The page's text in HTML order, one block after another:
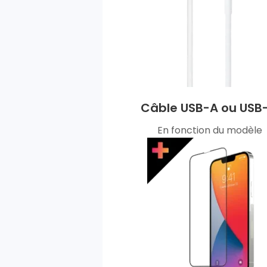
Câble USB-A ou
En fonction du modèle